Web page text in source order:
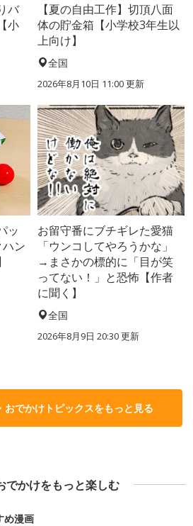
バ
小
【夏の自由工作】切頂八面
体の貯金箱【小学校3年生以
上向け】
全国
2026年8月10日 11:00更新
ッ
ン
お留守番にブチギレた愛猫
「ウンコしてやろうかな」
→まさかの標的に「目が笑
ってない！」と恐怖【作者
に聞く】
全国
2026年8月9日 20:30更新
おでかけトピックスをもっと見る
でかけをもっと楽しむ
め漫画